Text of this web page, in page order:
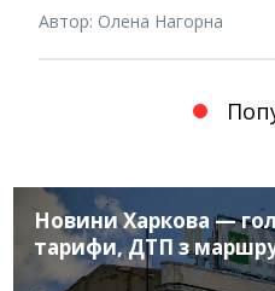
Автор: Олена Нагорна
Новини Харкова —
тарифи, ДТП з